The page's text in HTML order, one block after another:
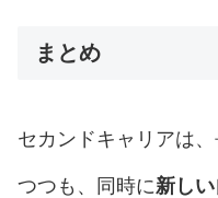
まとめ
セカンドキャリアは
つつも、同時に新し